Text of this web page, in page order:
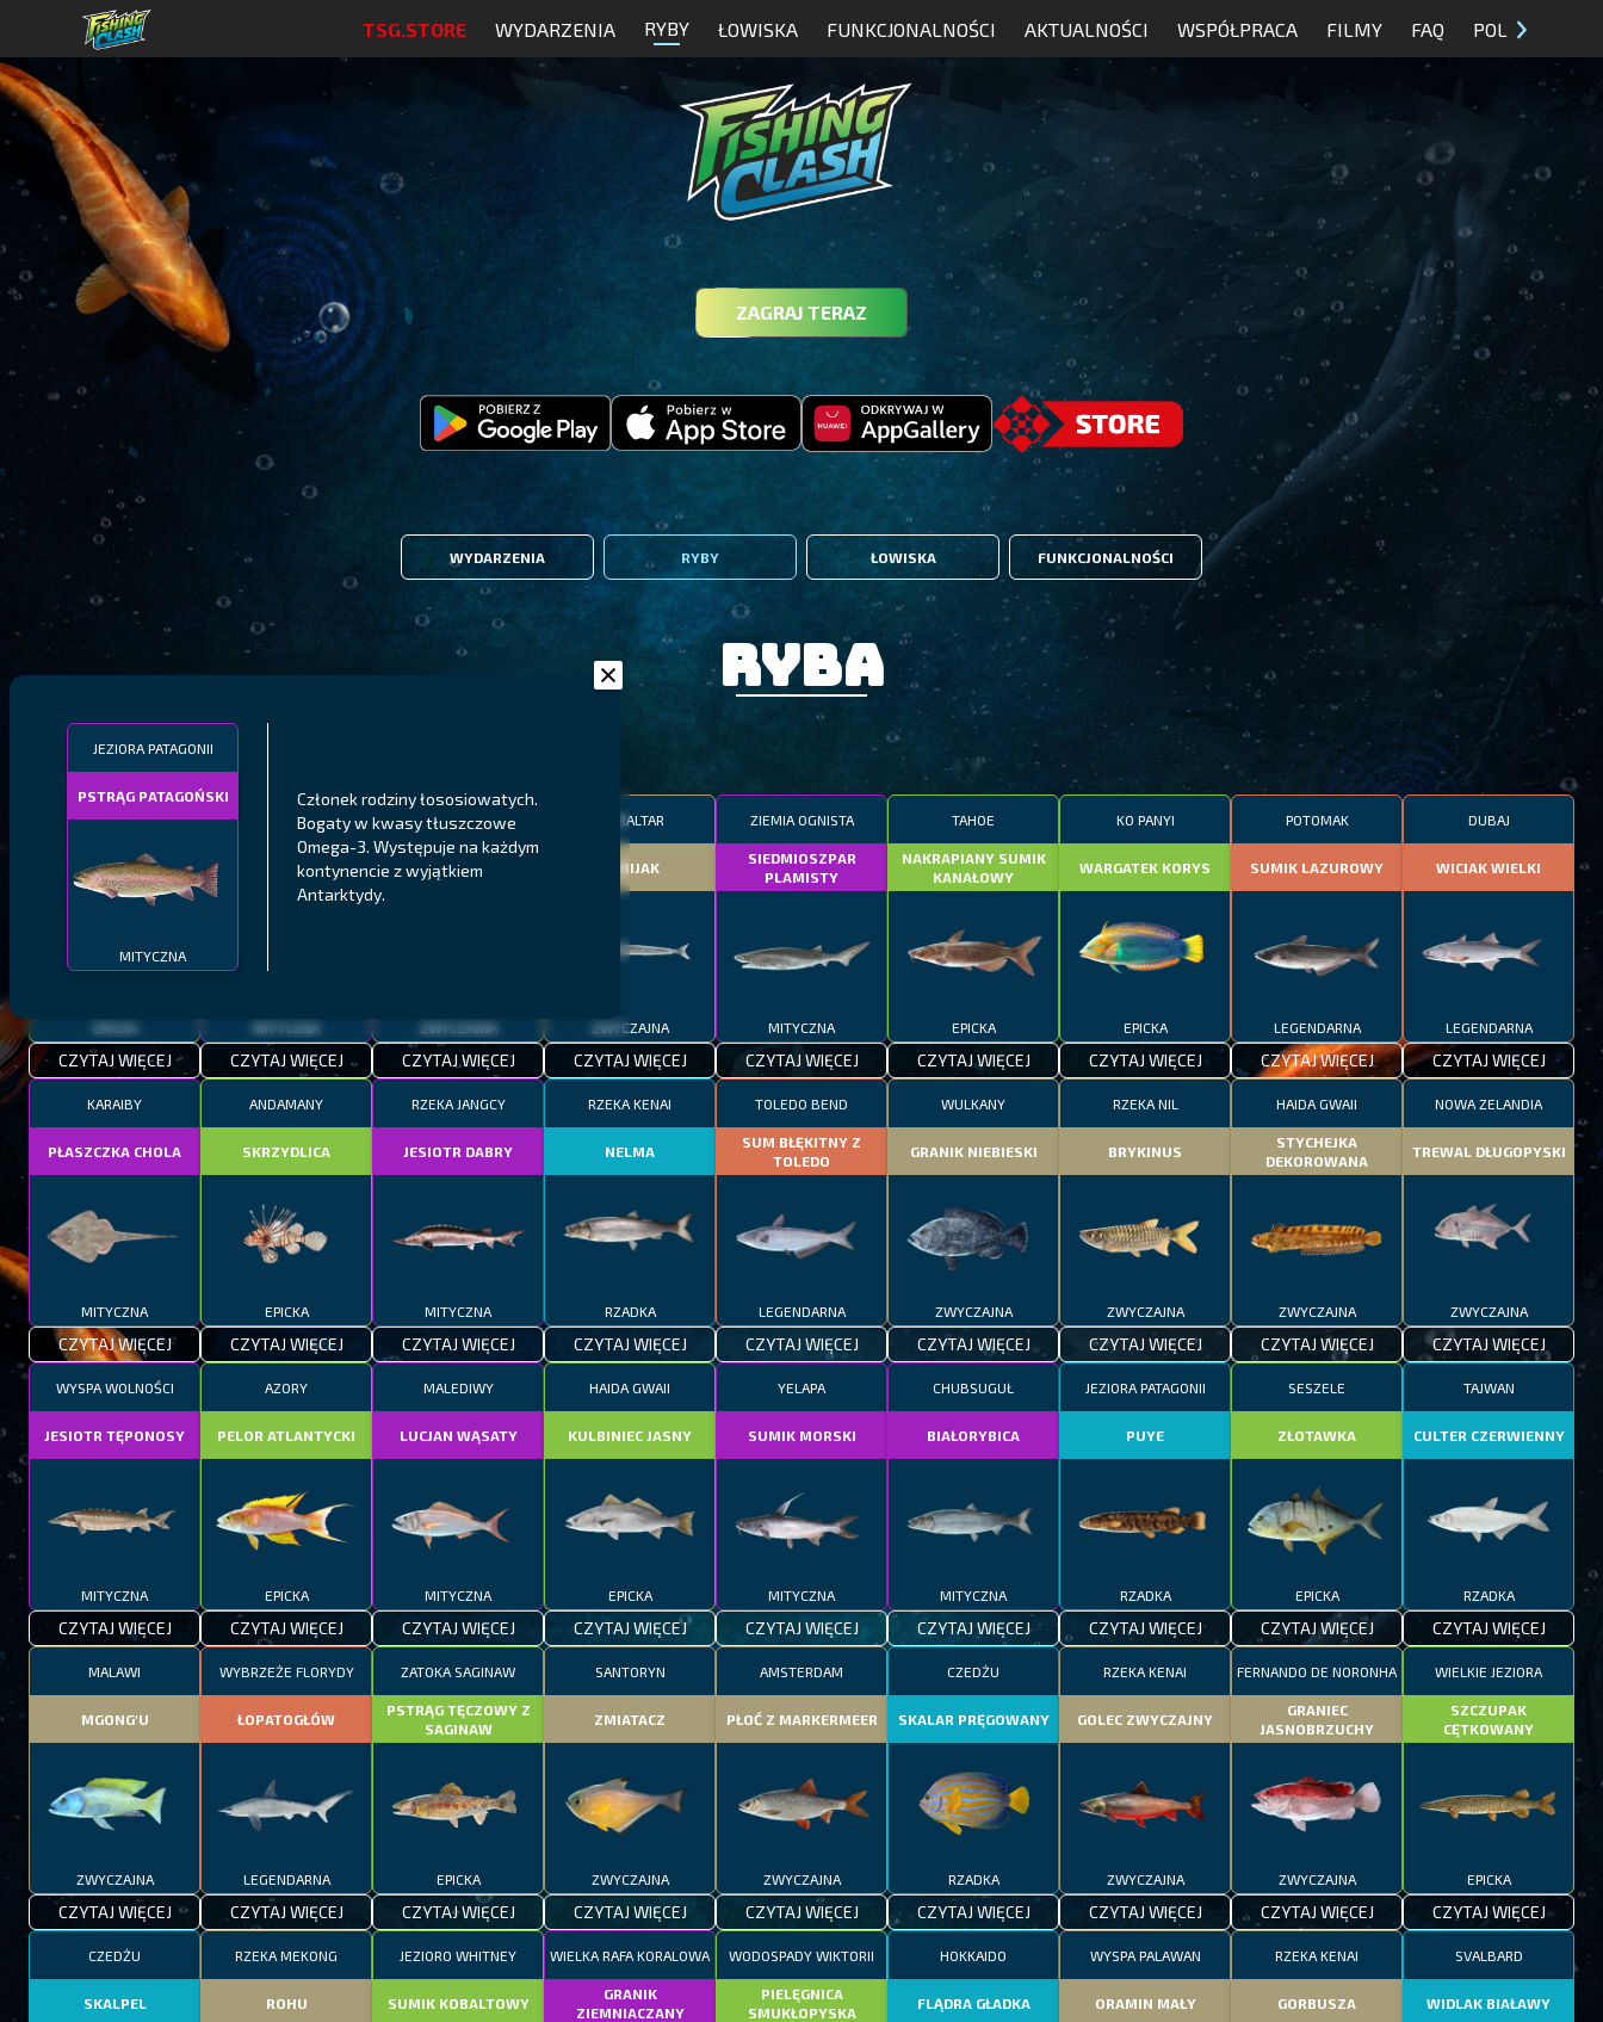
TSG.STORE WYDARZENIA RYBY ŁOWISKA FUNKCJONALNOŚCI AKTUALNOŚCI WSPÓŁPRACA FILMY FAQ POL
ZAGRAJ TERAZ
WYDARZENIA RYBY ŁOWISKA FUNKCJONALNOŚCI
JEZIORA PATAGONII
PSTRĄG PATAGOŃSKI
MITYCZNA
Członek rodziny łososiowatych.
Bogaty w kwasy tłuszczowe
Omega-3. Występuje na każdym
kontynencie z wyjątkiem
Antarktydy.
Ryba
FILTRY
MALAWI
PYSZCZAK ZACHODNI
EPICKA
CZYTAJ WIĘCEJ
PÓŁNOCNE FIORDY
LING
MITYCZNA
CZYTAJ WIĘCEJ
WYSPY GALAPAGOS
BODIAN
MEKSYKAŃSKI
ZWYCZAJNA
CZYTAJ WIĘCEJ
GIBRALTAR
DOBIJAK
ZWYCZAJNA
CZYTAJ WIĘCEJ
ZIEMIA OGNISTA
SIEDMIOSZPAR
PLAMISTY
MITYCZNA
CZYTAJ WIĘCEJ
TAHOE
NAKRAPIANY SUMIK
KANAŁOWY
EPICKA
CZYTAJ WIĘCEJ
KO PANYI
WARGATEK KORYS
EPICKA
CZYTAJ WIĘCEJ
POTOMAK
SUMIK LAZUROWY
LEGENDARNA
CZYTAJ WIĘCEJ
DUBAJ
WICIAK WIELKI
LEGENDARNA
CZYTAJ WIĘCEJ
KARAIBY
PŁASZCZKA CHOLA
MITYCZNA
CZYTAJ WIĘCEJ
ANDAMANY
SKRZYDLICA
EPICKA
CZYTAJ WIĘCEJ
RZEKA JANGCY
JESIOTR DABRY
MITYCZNA
CZYTAJ WIĘCEJ
RZEKA KENAI
NELMA
RZADKA
CZYTAJ WIĘCEJ
TOLEDO BEND
SUM BŁĘKITNY Z
TOLEDO
LEGENDARNA
CZYTAJ WIĘCEJ
WULKANY
GRANIK NIEBIESKI
ZWYCZAJNA
CZYTAJ WIĘCEJ
RZEKA NIL
BRYKINUS
ZWYCZAJNA
CZYTAJ WIĘCEJ
HAIDA GWAII
STYCHEJKA
DEKOROWANA
ZWYCZAJNA
CZYTAJ WIĘCEJ
NOWA ZELANDIA
TREWAL DŁUGOPYSKI
ZWYCZAJNA
CZYTAJ WIĘCEJ
WYSPA WOLNOŚCI
JESIOTR TĘPONOSY
MITYCZNA
CZYTAJ WIĘCEJ
AZORY
PELOR ATLANTYCKI
EPICKA
CZYTAJ WIĘCEJ
MALEDIWY
LUCJAN WĄSATY
MITYCZNA
CZYTAJ WIĘCEJ
HAIDA GWAII
KULBINIEC JASNY
EPICKA
CZYTAJ WIĘCEJ
YELAPA
SUMIK MORSKI
MITYCZNA
CZYTAJ WIĘCEJ
CHUBSUGUŁ
BIAŁORYBICA
MITYCZNA
CZYTAJ WIĘCEJ
JEZIORA PATAGONII
PUYE
RZADKA
CZYTAJ WIĘCEJ
SESZELE
ZŁOTAWKA
EPICKA
CZYTAJ WIĘCEJ
TAJWAN
CULTER CZERWIENNY
RZADKA
CZYTAJ WIĘCEJ
MALAWI
MGONG'U
ZWYCZAJNA
CZYTAJ WIĘCEJ
WYBRZEŻE FLORYDY
ŁOPATOGŁÓW
LEGENDARNA
CZYTAJ WIĘCEJ
ZATOKA SAGINAW
PSTRĄG TĘCZOWY Z
SAGINAW
EPICKA
CZYTAJ WIĘCEJ
SANTORYN
ZMIATACZ
ZWYCZAJNA
CZYTAJ WIĘCEJ
AMSTERDAM
PŁOĆ Z MARKERMEER
ZWYCZAJNA
CZYTAJ WIĘCEJ
CZEDŻU
SKALAR PRĘGOWANY
RZADKA
CZYTAJ WIĘCEJ
RZEKA KENAI
GOLEC ZWYCZAJNY
ZWYCZAJNA
CZYTAJ WIĘCEJ
FERNANDO DE NORONHA
GRANIEC
JASNOBRZUCHY
ZWYCZAJNA
CZYTAJ WIĘCEJ
WIELKIE JEZIORA
SZCZUPAK
CĘTKOWANY
EPICKA
CZYTAJ WIĘCEJ
CZEDŻU
SKALPEL
RZEKA MEKONG
ROHU
JEZIORO WHITNEY
SUMIK KOBALTOWY
WIELKA RAFA KORALOWA
GRANIK
ZIEMNIACZANY
WODOSPADY WIKTORII
PIELĘGNICA
SMUKŁOPYSKA
HOKKAIDO
FLĄDRA GŁADKA
WYSPA PALAWAN
ORAMIN MAŁY
RZEKA KENAI
GORBUSZA
SVALBARD
WIDLAK BIAŁAWY